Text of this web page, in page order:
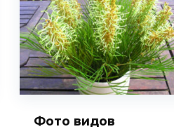
Фото видов